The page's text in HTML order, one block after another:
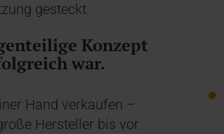
gesteckt.
Konzept
war.
Hand verkaufen –
Hersteller bis vor